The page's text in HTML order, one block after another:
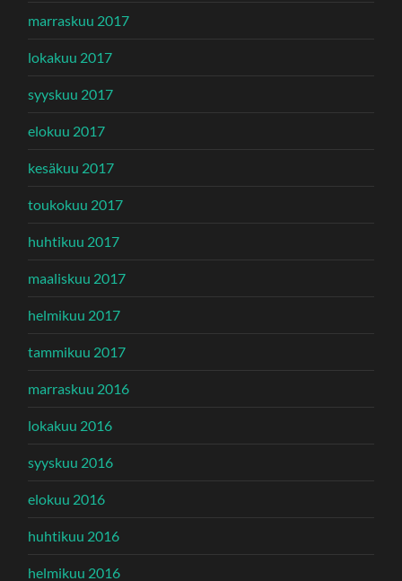
marraskuu 2017
lokakuu 2017
syyskuu 2017
elokuu 2017
kesäkuu 2017
toukokuu 2017
huhtikuu 2017
maaliskuu 2017
helmikuu 2017
tammikuu 2017
marraskuu 2016
lokakuu 2016
syyskuu 2016
elokuu 2016
huhtikuu 2016
helmikuu 2016